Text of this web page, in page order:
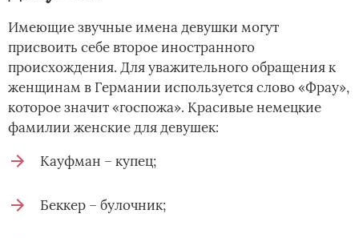
Имеющие звучные имена девушки могут
присвоить себе второе иностранного
происхождения. Для уважительного обращения к
женщинам в Германии используется слово «Фрау»,
которое значит «госпожа». Красивые немецкие
фамилии женские для девушек:
Кауфман – купец;
Беккер – булочник;